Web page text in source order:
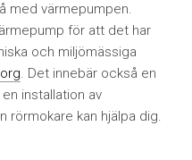
med värmepumpen.
för att det har
och miljömässiga
. Det innebär också en
installation av
rörmokare kan hjälpa dig.